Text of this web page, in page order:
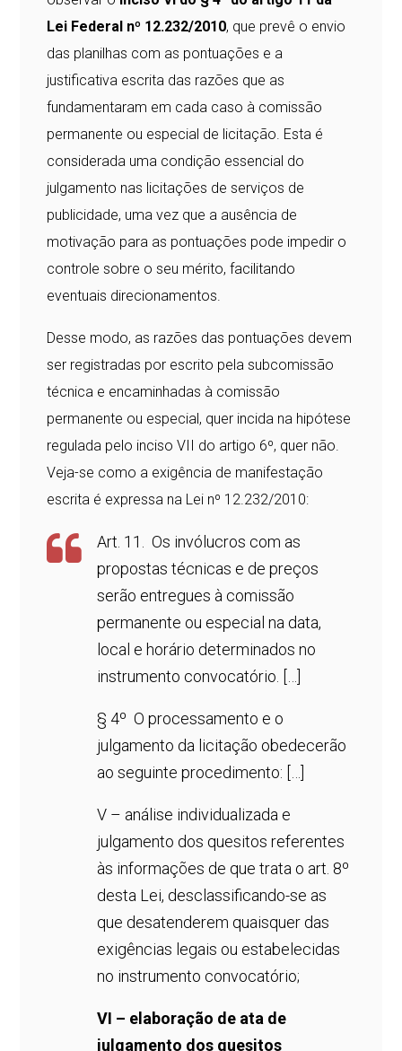
Lei Federal nº 12.232/2010, que prevê o envio
das planilhas com as pontuações e a
justificativa escrita das razões que as
fundamentaram em cada caso à comissão
permanente ou especial de licitação. Esta é
considerada uma condição essencial do
julgamento nas licitações de serviços de
publicidade, uma vez que a ausência de
motivação para as pontuações pode impedir o
controle sobre o seu mérito, facilitando
eventuais direcionamentos.
Desse modo, as razões das pontuações devem
ser registradas por escrito pela subcomissão
técnica e encaminhadas à comissão
permanente ou especial, quer incida na hipótese
regulada pelo inciso VII do artigo 6º, quer não.
Veja-se como a exigência de manifestação
escrita é expressa na Lei nº 12.232/2010:
Art. 11. Os invólucros com as
propostas técnicas e de preços
serão entregues à comissão
permanente ou especial na data,
local e horário determinados no
instrumento convocatório. […]
§ 4º O processamento e o
julgamento da licitação obedecerão
ao seguinte procedimento: […]
V – análise individualizada e
julgamento dos quesitos referentes
às informações de que trata o art. 8º
desta Lei, desclassificando-se as
que desatenderem quaisquer das
exigências legais ou estabelecidas
no instrumento convocatório;
VI – elaboração de ata de
julgamento dos quesitos